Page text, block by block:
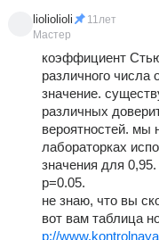
lioliolioli
Мастер
11лет
коэффициент
различного числа
значение.
различных
вероятностей. мы
лабораторках
значения для
p=0.05.
не знаю, что вы
вот вам таблица
p://